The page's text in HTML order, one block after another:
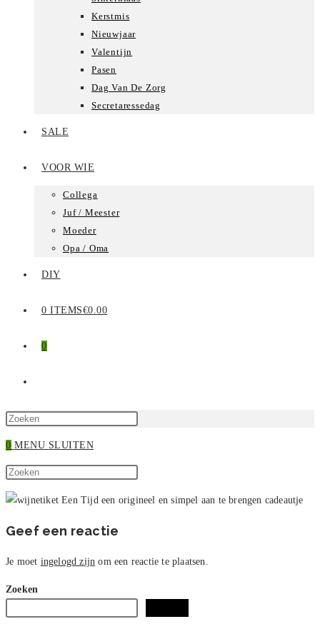
Kerstmis
Nieuwjaar
Valentijn
Pasen
Dag Van De Zorg
Secretaressedag
SALE
VOOR WIE
Collega
Juf / Meester
Moeder
Opa / Oma
DIY
0 ITEMS€0.00
0
ZOEKEN
0 MENU SLUITEN
Zoek
op
site
zoekpaneel
sluiten.
Geef een reactie
Je moet ingelogd zijn om een reactie te plaatsen.
Zoeken